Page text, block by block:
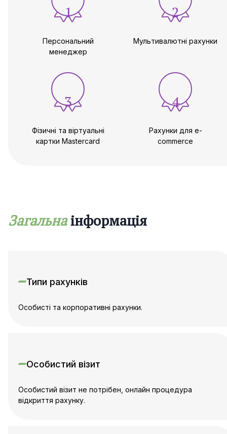
в британській платіжній системі MultiPass без виїзду в
«знай свого клієнта» і в кожному окремому випадку
залишає за собою право вимагати додаткові
термінів відкриття рахунку, а також може відмовити у
відкритті рахунку без пояснення причин.
З питань відкриття рахунку в MultiPass звертайтесь
1
Персональний
менеджер
2
Мультивалютні рахунки
3
Фізичні та віртуальні
картки Mastercard
4
Рахунки для e-
commerce
Загальнаінформація
Типи рахунків
Особисті та корпоративні рахунки.
Особистий візит
Особистий візит не потрібен, онлайн процедура
відкриття рахунку.